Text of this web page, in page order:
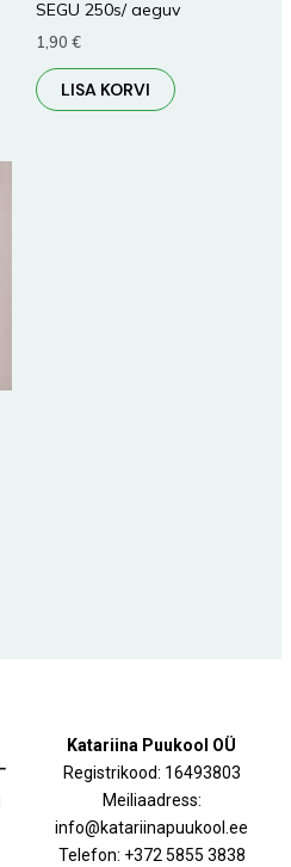
SEGU 250s/ aeguv
1,90 €
LISA KORVI
Katariina Puukool OÜ
Registrikood: 16493803
Meiliaadress:
info@katariinapuukool.ee
Telefon: +372 5855 3838